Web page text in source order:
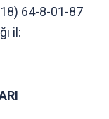
64-8-01-87
il: